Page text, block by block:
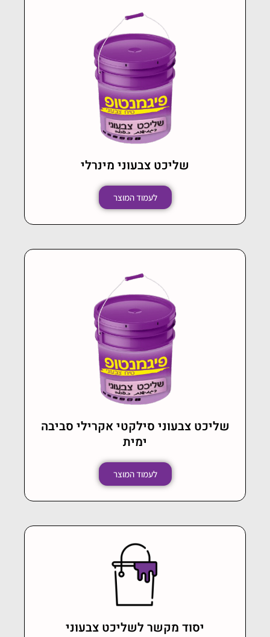
שליכט צבעוני מינרלי
לעמוד המוצר
שליכט צבעוני סילקטי אקרילי סביבה
ימית
לעמוד המוצר
יסוד מקשר לשליכט צבעוני